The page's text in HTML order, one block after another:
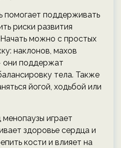
помогает поддерживать
риски развития
можно с простых
наклонов, махов
они поддержат
тела. Также
йогой, ходьбой или
играет
здоровье сердца и
кости и влияет на